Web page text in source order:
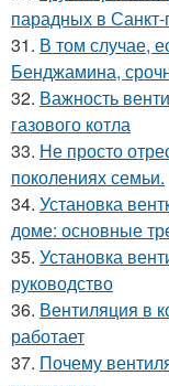
парадных в Санкт-
31. В том случае,
Бенджамина,
32. Важность
газового котла
33. Не просто
поколениях семьи.
34. Установка
доме: основные
35. Установка
руководство
36. Вентиляция в
работает
37. Почему